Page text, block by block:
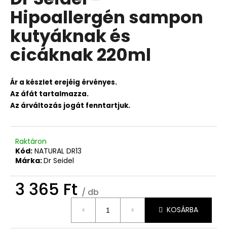
5-
ből
0,0
csillag.
Hipoallergén sampon
kutyáknak és
cicáknak 220ml
Ár a készlet erejéig érvényes.
Az áfát tartalmazza.
Az árváltozás jogát fenntartjuk.
Raktáron
Kód: NATURAL DR13
Márka:Dr Seidel
3 365 Ft / db
KOSÁRBA